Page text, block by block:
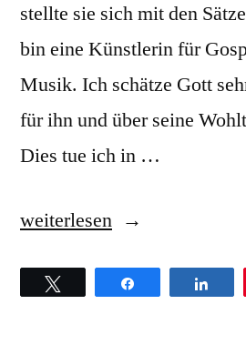
stellte sie sich mit den
bin eine Künstlerin für
Musik. Ich schätze Gott
für ihn und über seine
Dies tue ich in …
„Dawn
Hintergründe
weiterlesen